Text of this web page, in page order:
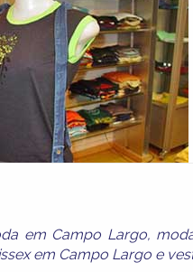
em Campo Largo,
em Campo Largo e